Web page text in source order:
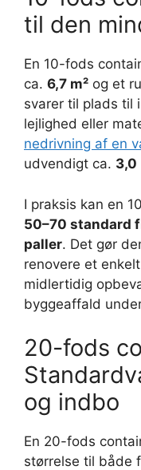
til den
En 10-fods
ca. 6,7 m² og et
svarer til plads til
lejlighed eller
nedrivning af en
udvendigt ca. 3,0
I praksis kan en
50–70 standard
paller. Det gør
renovere et
midlertidig
byggeaffald
20-fods
og indbo
En 20-fods
størrelse til både